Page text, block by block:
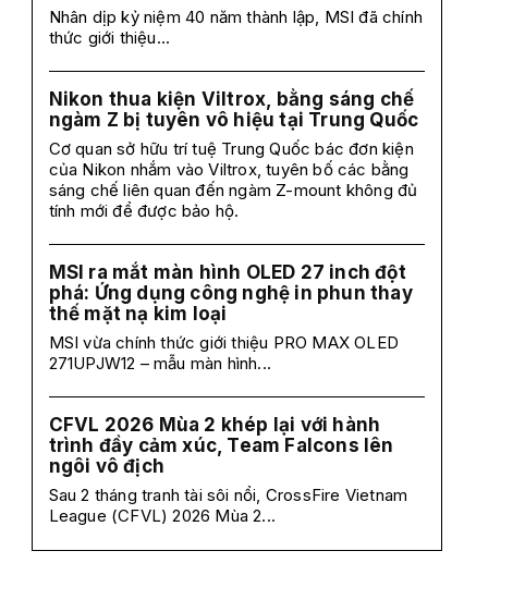
Nhân dịp kỷ niệm 40 năm thành lập, MSI đã chính
thức giới thiệu...
Nikon thua kiện Viltrox, bằng sáng chế
ngàm Z bị tuyên vô hiệu tại Trung Quốc
Cơ quan sở hữu trí tuệ Trung Quốc bác đơn kiện
của Nikon nhắm vào Viltrox, tuyên bố các bằng
sáng chế liên quan đến ngàm Z-mount không đủ
tính mới để được bảo hộ.
MSI ra mắt màn hình OLED 27 inch đột
phá: Ứng dụng công nghệ in phun thay
thế mặt nạ kim loại
MSI vừa chính thức giới thiệu PRO MAX OLED
271UPJW12 – mẫu màn hình...
CFVL 2026 Mùa 2 khép lại với hành
trình đầy cảm xúc, Team Falcons lên
ngôi vô địch
Sau 2 tháng tranh tài sôi nổi, CrossFire Vietnam
League (CFVL) 2026 Mùa 2...